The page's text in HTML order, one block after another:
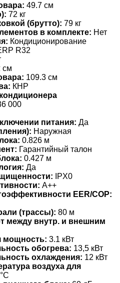
49.7 см
72 кг
(брутто): 79 кг
в комплекте: Нет
Кондиционирование
R32
см
109.3 см
КНР
000
питания: Да
Наружная
0.826 м
Гарантийный талон
0.427 м
Да
IPX0
A++
EER/COP:
(трассы): 80 м
между внутр. и внешним
мощность: 3.1 кВт
обогрева: 13,5 кВт
охлаждения: 12 кВт
воздуха для